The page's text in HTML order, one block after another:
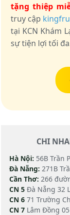
tặng thiệp
truy cập
tại KCN Khám
sự tiện lợi tối
CHI
Hà Nội: 56B Trần
Đà Nẵng: 271B
Cần Thơ: 266
CN 5 Đà Nẵng 32
CN 6 71 Trường
CN 7 Lâm Đồng